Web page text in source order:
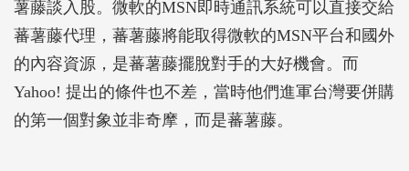
薯藤談入股。微軟的MSN即時通訊系統可以直接交給
蕃薯藤代理，蕃薯藤將能取得微軟的MSN平台和國外
的內容資源，是蕃薯藤擺脫對手的大好機會。而
Yahoo! 提出的條件也不差，當時他們進軍台灣要併購
的第一個對象並非奇摩，而是蕃薯藤。